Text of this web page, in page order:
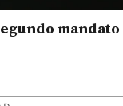
mandato